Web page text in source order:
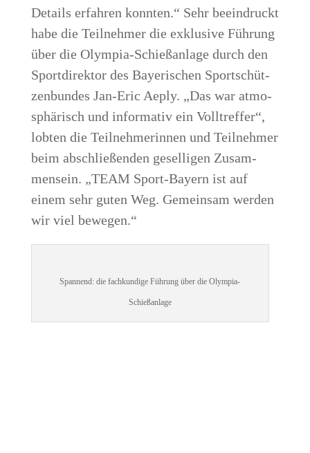
Details erfah­ren konn­ten.“ Sehr beein­druckt
habe die Teil­neh­mer die exklu­si­ve Füh­rung
über die Olym­pia-Schieß­an­la­ge durch den
Sport­di­rek­tor des Baye­ri­schen Sport­schüt­
zen­bun­des Jan-Eric Aep­ly. „Das war atmo­
sphä­risch und infor­ma­tiv ein Voll­tref­fer“,
lob­ten die Teil­neh­me­rin­nen und Teil­neh­mer
beim abschlie­ßen­den gesel­li­gen Zusam­
men­sein. „TEAM Sport-Bay­ern ist auf
einem sehr guten Weg. Gemein­sam wer­den
wir viel bewegen.“
Span­nend: die fach­kun­di­ge Füh­rung über die Olympia-
Schießanlage